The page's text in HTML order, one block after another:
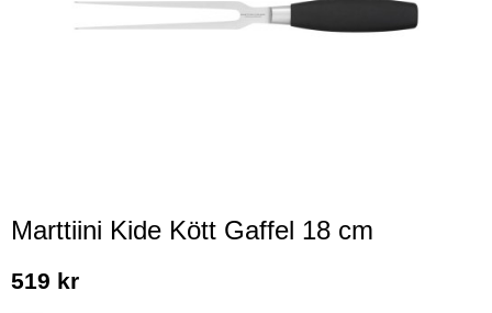
Marttiini Kide Kött Gaffel 18 cm
519 kr